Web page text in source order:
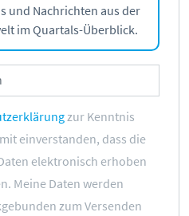
und Nachrichten aus der
im Quartals-Überblick.
zur Kenntnis
einverstanden, dass die
elektronisch erhoben
Meine Daten werden
zum Versenden